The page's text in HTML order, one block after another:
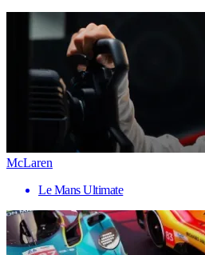
McLaren
Le Mans Ultimate